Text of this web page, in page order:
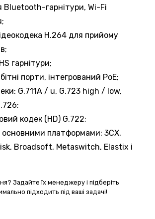
Bluetooth-гарнітури, Wi-Fi
H.264 для прийому
гарнітури;
порти, інтегрований PoE;
G.711A / u, G.723 high / low,
кодек (HD) G.722;
основними платформами: 3CX,
Broadsoft, Metaswitch, Elastix і
Задайте їх менеджеру і підберіть
підходить під ваші задачі!
телефона